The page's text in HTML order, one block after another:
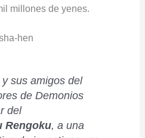
millones de yenes.
hen
sus amigos del
de Demonios
del
Rengoku, a una